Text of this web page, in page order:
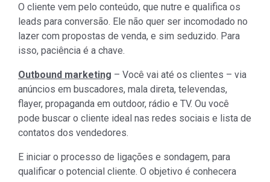
O cliente vem pelo conteúdo, que nutre e qualifica os
leads para conversão. Ele não quer ser incomodado no
lazer com propostas de venda, e sim seduzido. Para
isso, paciência é a chave.
Outbound marketing – Você vai até os clientes – via
anúncios em buscadores, mala direta, televendas,
flayer, propaganda em outdoor, rádio e TV. Ou você
pode buscar o cliente ideal nas redes sociais e lista de
contatos dos vendedores.
E iniciar o processo de ligações e sondagem, para
qualificar o potencial cliente. O objetivo é conhecera